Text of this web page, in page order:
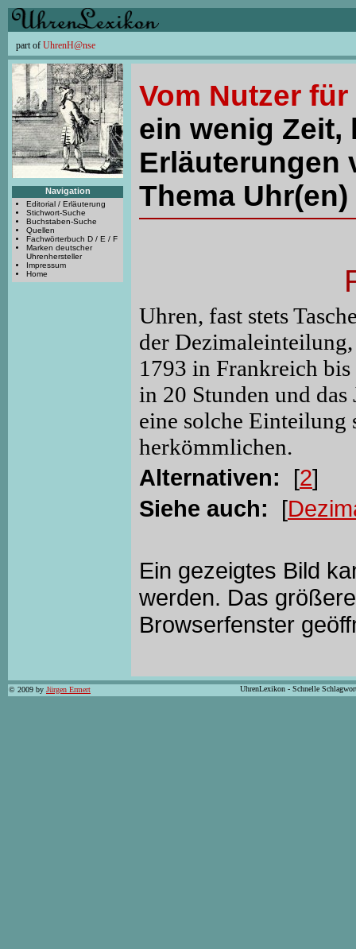
part of UhrenH@nse
Navigation
Editorial / Erläuterung
Stichwort-Suche
Buchstaben-Suche
Quellen
Fachwörterbuch D / E / F
Marken deutscher
Uhrenhersteller
Impressum
Home
Vom Nutzer
ein wenig Zeit,
Erläuterungen
Thema
Uhren, fast stets
der
1793 in Frankreich
in 20 Stunden und
eine solche Einteilung
herkömmlichen.
Alternativen: [2]
Siehe auch: [
Ein gezeigtes Bild
werden. Das
Browserfenster
© 2009 by Jürgen Ermert UhrenLexikon - Schnelle